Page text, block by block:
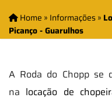
Home » Informações»
Picanço - Guarulhos
A Roda do Chopp se
na locação de